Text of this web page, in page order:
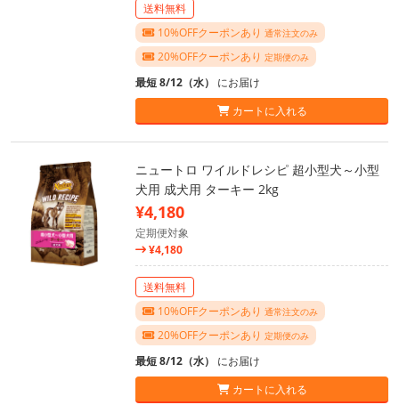
送料無料
10%OFFクーポンあり 通常注文のみ
20%OFFクーポンあり 定期便のみ
最短 8/12（水） にお届け
カートに入れる
ニュートロ ワイルドレシピ 超小型犬～小型
犬用 成犬用 ターキー 2kg
¥4,180
定期便対象
¥4,180
送料無料
10%OFFクーポンあり 通常注文のみ
20%OFFクーポンあり 定期便のみ
最短 8/12（水） にお届け
カートに入れる